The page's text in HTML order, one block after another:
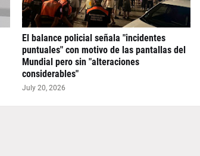
El balance policial señala "incidentes
puntuales" con motivo de las pantallas del
Mundial pero sin "alteraciones
considerables"
July 20, 2026